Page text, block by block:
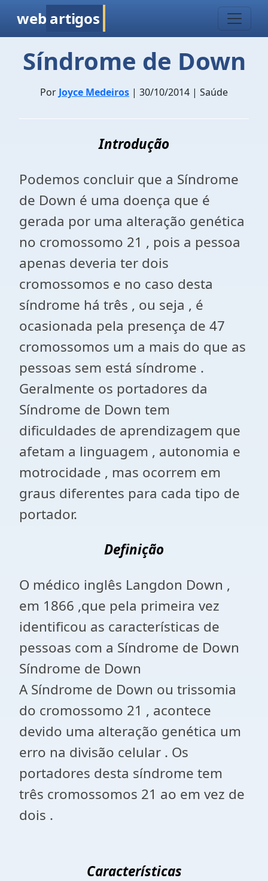
web artigos
Síndrome de Down
Por Joyce Medeiros | 30/10/2014 | Saúde
Introdução
Podemos concluir que a Síndrome
de Down é uma doença que é
gerada por uma alteração genética
no cromossomo 21 , pois a pessoa
apenas deveria ter dois
cromossomos e no caso desta
síndrome há três , ou seja , é
ocasionada pela presença de 47
cromossomos um a mais do que as
pessoas sem está síndrome .
Geralmente os portadores da
Síndrome de Down tem
dificuldades de aprendizagem que
afetam a linguagem , autonomia e
motrocidade , mas ocorrem em
graus diferentes para cada tipo de
portador.
Definição
O médico inglês Langdon Down ,
em 1866 ,que pela primeira vez
identificou as características de
pessoas com a Síndrome de Down
Síndrome de Down
A Síndrome de Down ou trissomia
do cromossomo 21 , acontece
devido uma alteração genética um
erro na divisão celular . Os
portadores desta síndrome tem
três cromossomos 21 ao em vez de
dois .
Características